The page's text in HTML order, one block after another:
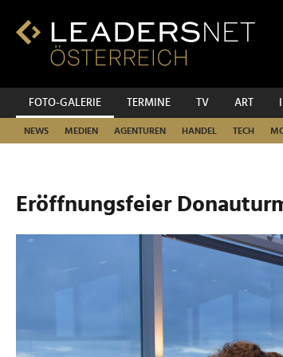
Inhalt
Fußzeilen-
Hauptnavigation
FOTO-GALERIE TERMINE TV ART
NEWS MEDIEN AGENTUREN HANDEL TECH
Eröffnungsfeier